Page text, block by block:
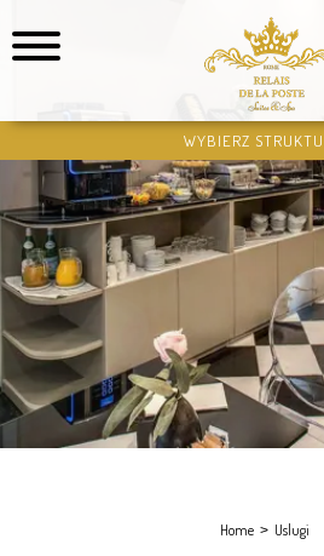
WYBIERZ
Home Uslugi